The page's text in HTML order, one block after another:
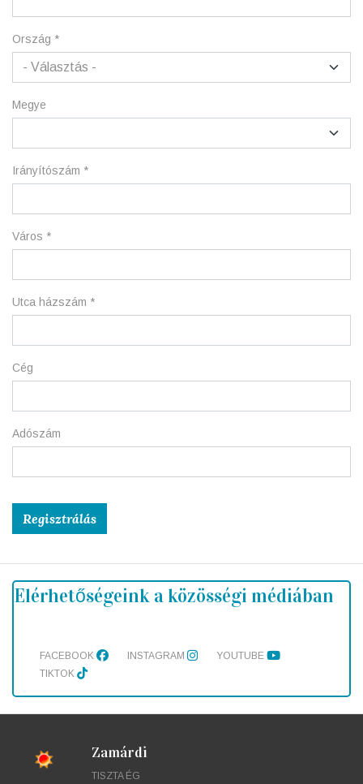
Ország *
Megye
Irányítószám *
Város *
Utca házszám *
Cég
Adószám
Regisztrálás
Elérhetőségeink a közösségi médiában
FACEBOOK INSTAGRAM
YOUTUBE
TIKTOK
Zamárdi
TISZTA ÉG